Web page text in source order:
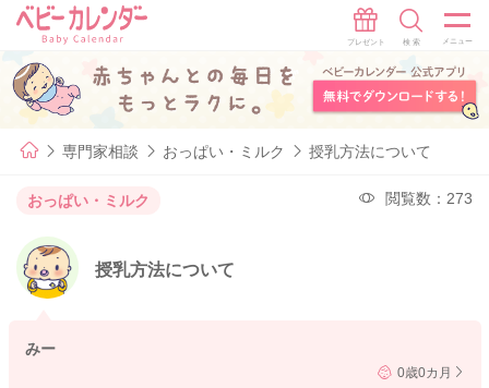
専門家相談 おっぱい・ミルク 授乳方法について
おっぱい・ミルク 閲覧数：273
授乳方法について
みー
0歳0カ月